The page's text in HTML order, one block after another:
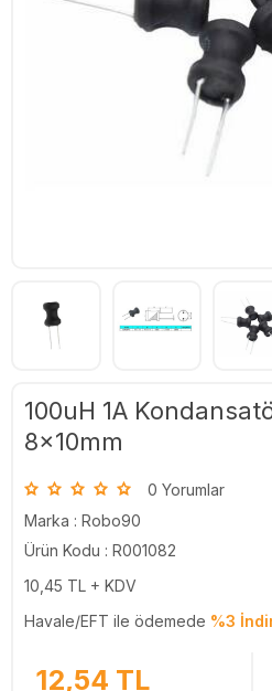
100uH 1A
8x10mm
0 Yorumlar
Marka : Robo90
Ürün Kodu : R001082
10,45 TL + KDV
Havale/EFT ile ödemede %3
12,54 TL